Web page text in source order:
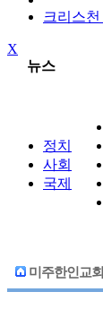
크리스
X
뉴스
정치
사회
국제
미주한인교